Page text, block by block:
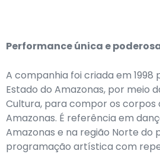
Performance única e
A companhia foi criada em 1998
Estado do Amazonas, por meio
Cultura, para compor os
Amazonas. É referência em
Amazonas e na região Norte do
programação artística com